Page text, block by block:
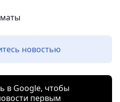
новостью
в Google, чтобы
первым